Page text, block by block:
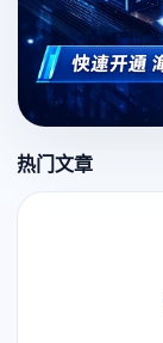
热门文章